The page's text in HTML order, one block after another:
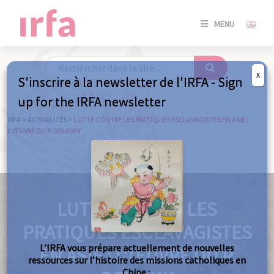
MENU
SE
/
IRFA > ACTUALITÉS > LUTTE CONTRE LES PRATIQUES ESCLAVAGISTES EN ASIE :
L’ŒUVRE DU P. DELAVAY
LUTTE CONTRE LES
PRATIQUES ESCLAVAGISTES
EN ASIE : L’ŒUVRE DU P.
S'inscrire à la newsletter de l'IRFA - Sign
up for the IRFA newsletter
L’IRFA vous prépare actuellement de nouvelles
ressources sur l’histoire des missions catholiques en
X